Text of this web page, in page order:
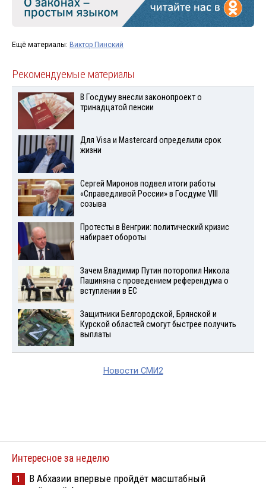
Ещё материалы: Виктор Пинский
Рекомендуемые материалы
В Госдуму внесли законопроект о
тринадцатой пенсии
Для Visа и Mastercard определили срок
жизни
Сергей Миронов подвел итоги работы
«Справедливой России» в Госдуме VIII
созыва
Протесты в Венгрии: политический кризис
набирает обороты
Зачем Владимир Путин поторопил Никола
Пашиняна с проведением референдума о
вступлении в ЕС
Защитники Белгородской, Брянской и
Курской областей смогут быстрее получить
выплаты
Новости СМИ2
Интересное за неделю
1
В Абхазии впервые пройдёт масштабный